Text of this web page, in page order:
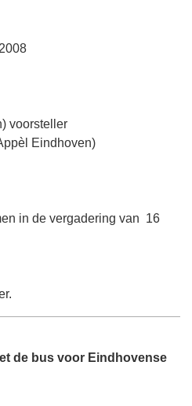
voorsteller
Eindhoven)
in de vergadering van 16
de bus voor Eindhovense